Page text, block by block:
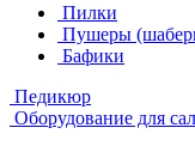
Пилки
Пушеры
Бафики
Педикюр
Оборудование для